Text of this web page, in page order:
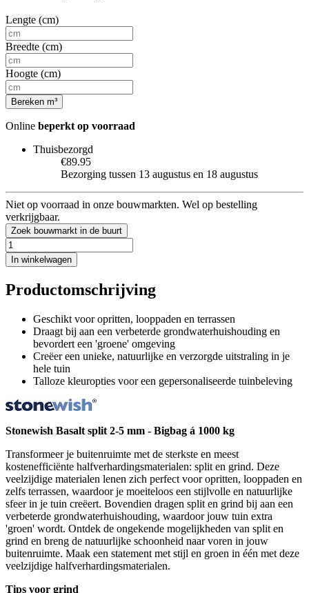
Lengte (cm)
Breedte (cm)
Hoogte (cm)
Bereken m³
Online beperkt op voorraad
Thuisbezorgd
€89.95
Bezorging tussen 13 augustus en 18 augustus
Niet op voorraad in onze bouwmarkten. Wel op bestelling
verkrijgbaar.
Zoek bouwmarkt in de buurt
In winkelwagen
Productomschrijving
Geschikt voor opritten, looppaden en terrassen
Draagt bij aan een verbeterde grondwaterhuishouding en
bevordert een 'groene' omgeving
Creëer een unieke, natuurlijke en verzorgde uitstraling in je
hele tuin
Talloze kleuropties voor een gepersonaliseerde tuinbeleving
Stonewish Basalt split 2-5 mm - Bigbag á 1000 kg
Transformeer je buitenruimte met de sterkste en meest
kostenefficiënte halfverhardingsmaterialen: split en grind. Deze
veelzijdige materialen lenen zich perfect voor opritten, looppaden en
zelfs terrassen, waardoor je moeiteloos een stijlvolle en natuurlijke
sfeer in je tuin creëert. Bovendien dragen split en grind bij aan een
verbeterde grondwaterhuishouding, waardoor jouw tuin extra
'groen' wordt. Ontdek de ongekende mogelijkheden van split en
grind en breng de natuurlijke schoonheid naar voren in jouw
buitenruimte. Maak een statement met stijl en groen in één met deze
veelzijdige halfverhardingsmaterialen.
Tips voor grind